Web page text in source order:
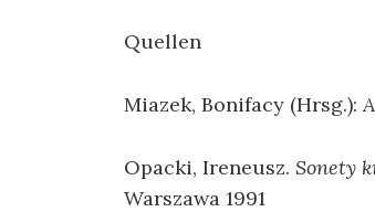
Quellen
Miazek, Bonifacy (Hrsg.):
Opacki, Ireneusz. Sonety
Warszawa 1991